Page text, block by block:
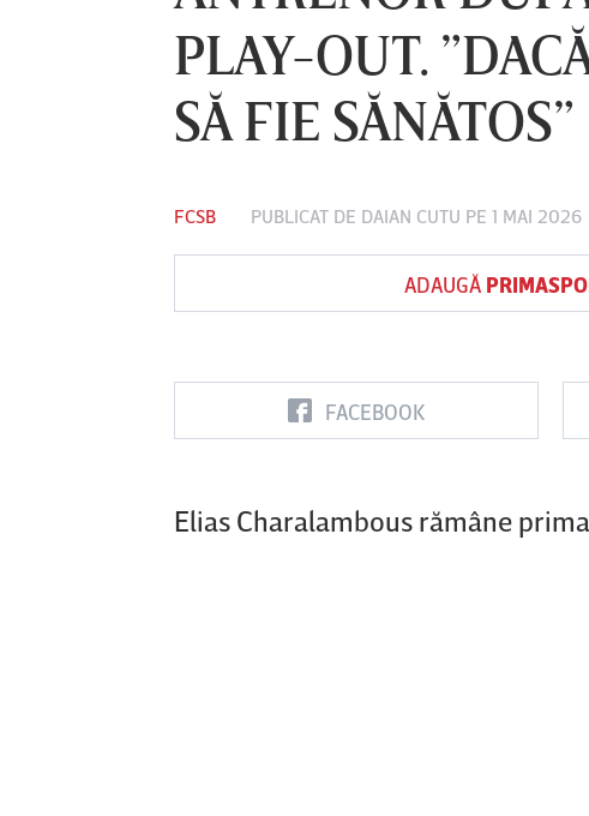
PLAY-OUT.
SĂ FIE SĂNĂTOS”
FCSB PUBLICAT DE DAIAN CUTU PE 1 MAI 2026
ADAUGĂ
FACEBOOK
Elias Charalambous rămâne
LUNI 10 AUG, 18:30
FC Botoşani
Vs
Corvinul
LUNI 10 AUG, 21:30
Sepsi OSK Sf
Vs